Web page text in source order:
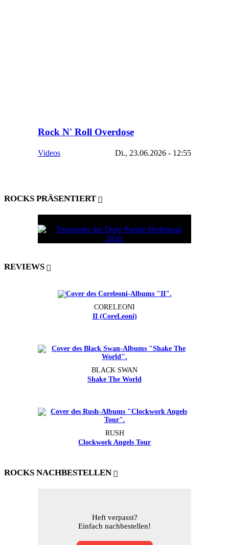
Rock N' Roll Overdose
Videos Di., 23.06.2026 - 12:55
ROCKS PRÄSENTIERT
REVIEWS
CORELEONI
II (CoreLeoni)
BLACK SWAN
Shake The World
RUSH
Clockwork Angels Tour
ROCKS NACHBESTELLEN
Heft verpasst?
Einfach nachbestellen!